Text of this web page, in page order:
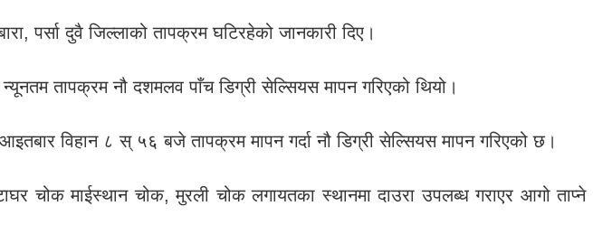
पर्सा दुवै जिल्लाको तापक्रम घटिरहेको जानकारी दिए।
तापक्रम नौ दशमलव पाँच डिग्री सेल्सियस मापन गरिएको थियो।
विहान ८ स् ५६ बजे तापक्रम मापन गर्दा नौ डिग्री सेल्सियस मापन गरिएको छ।
चोक माईस्थान चोक, मुरली चोक लगायतका स्थानमा दाउरा उपलब्ध गराएर आगो ताप्ने